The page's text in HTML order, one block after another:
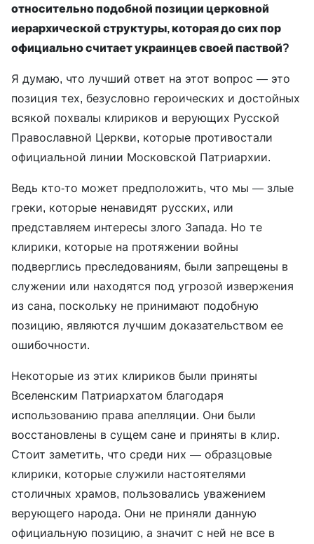
относительно подобной позиции церковной
иерархической структуры, которая до сих пор
официально считает украинцев своей паствой?
Я думаю, что лучший ответ на этот вопрос — это
позиция тех, безусловно героических и достойных
всякой похвалы клириков и верующих Русской
Православной Церкви, которые противостали
официальной линии Московской Патриархии.
Ведь кто-то может предположить, что мы — злые
греки, которые ненавидят русских, или
представляем интересы злого Запада. Но те
клирики, которые на протяжении войны
подверглись преследованиям, были запрещены в
служении или находятся под угрозой извержения
из сана, поскольку не принимают подобную
позицию, являются лучшим доказательством ее
ошибочности.
Некоторые из этих клириков были приняты
Вселенским Патриархатом благодаря
использованию права апелляции. Они были
восстановлены в сущем сане и приняты в клир.
Стоит заметить, что среди них — образцовые
клирики, которые служили настоятелями
столичных храмов, пользовались уважением
верующего народа. Они не приняли данную
официальную позицию, а значит с ней не все в